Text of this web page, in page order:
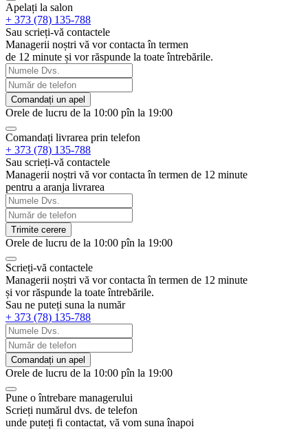
Apelați la salon
+ 373 (78) 135-788
Sau scrieți-vă contactele
Managerii noștri vă vor contacta în termen
de 12 minute și vor răspunde la toate întrebările.
Comandați un apel
Orele de lucru de la 10:00 pîn la 19:00
Comandați livrarea prin telefon
+ 373 (78) 135-788
Sau scrieți-vă contactele
Managerii noștri vă vor contacta în termen de 12 minute
pentru a aranja livrarea
Trimite cerere
Orele de lucru de la 10:00 pîn la 19:00
Scrieți-vă contactele
Managerii noștri vă vor contacta în termen de 12 minute
și vor răspunde la toate întrebările.
Sau ne puteți suna la număr
+ 373 (78) 135-788
Comandați un apel
Orele de lucru de la 10:00 pîn la 19:00
Pune o întrebare managerului
Scrieți numărul dvs. de telefon
unde puteți fi contactat, vă vom suna înapoi